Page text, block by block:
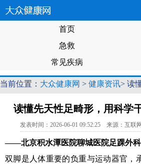
首页
急救
常见疾病
当前位置： 大众健康网 > 健康资讯> 读
读懂先天性足畸形，用科学
发表时间：2026-06-01 09:52:25 来源：互联网
——北京积水潭医院聊城医院足踝外
双脚是人体重要的负重与运动器官，